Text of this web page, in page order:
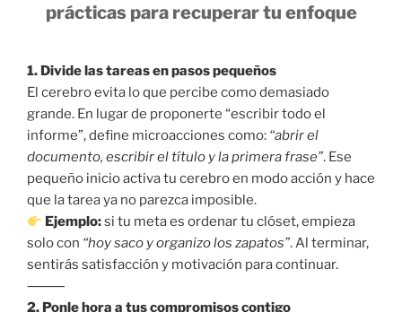
prácticas para recuperar tu enfoque
1. Divide las tareas en pasos pequeños
El cerebro evita lo que percibe como demasiado
grande. En lugar de proponerte “escribir todo el
informe”, define microacciones como: “abrir el
documento, escribir el título y la primera frase”. Ese
pequeño inicio activa tu cerebro en modo acción y hace
que la tarea ya no parezca imposible.
Ejemplo:si tu meta es ordenar tu clóset, empieza
solo con “hoy saco y organizo los zapatos”. Al terminar,
sentirás satisfacción y motivación para continuar.
⸻
2. Ponle hora a tus compromisos contigo